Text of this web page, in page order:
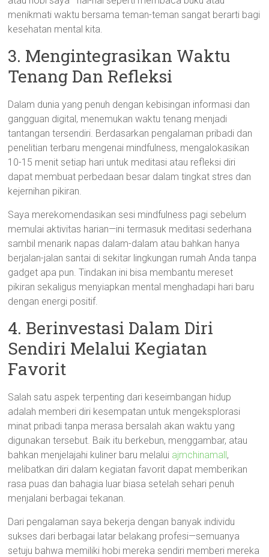
menikmati waktu bersama teman-teman sangat berarti bagi
kesehatan mental kita.
3. Mengintegrasikan Waktu
Tenang Dan Refleksi
Dalam dunia yang penuh dengan kebisingan informasi dan
gangguan digital, menemukan waktu tenang menjadi
tantangan tersendiri. Berdasarkan pengalaman pribadi dan
penelitian terbaru mengenai mindfulness, mengalokasikan
10-15 menit setiap hari untuk meditasi atau refleksi diri
dapat membuat perbedaan besar dalam tingkat stres dan
kejernihan pikiran.
Saya merekomendasikan sesi mindfulness pagi sebelum
memulai aktivitas harian—ini termasuk meditasi sederhana
sambil menarik napas dalam-dalam atau bahkan hanya
berjalan-jalan santai di sekitar lingkungan rumah Anda tanpa
gadget apa pun. Tindakan ini bisa membantu mereset
pikiran sekaligus menyiapkan mental menghadapi hari baru
dengan energi positif.
4. Berinvestasi Dalam Diri
Sendiri Melalui Kegiatan
Favorit
Salah satu aspek terpenting dari keseimbangan hidup
adalah memberi diri kesempatan untuk mengeksplorasi
minat pribadi tanpa merasa bersalah akan waktu yang
digunakan tersebut. Baik itu berkebun, menggambar, atau
bahkan menjelajahi kuliner baru melalui ajmchinamall,
melibatkan diri dalam kegiatan favorit dapat memberikan
rasa puas dan bahagia luar biasa setelah sehari penuh
menjalani berbagai tekanan.
Dari pengalaman saya bekerja dengan banyak individu
sukses dari berbagai latar belakang profesi—semuanya
setuju bahwa memiliki hobi mereka sendiri memberi mereka